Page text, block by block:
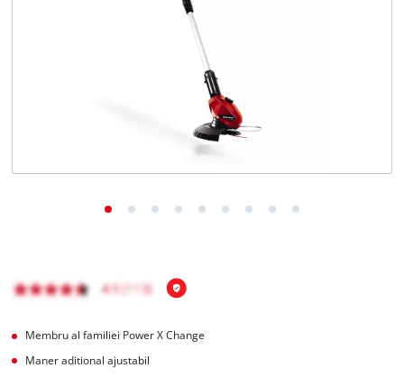
Membru al familiei Power X Change
Maner aditional ajustabil